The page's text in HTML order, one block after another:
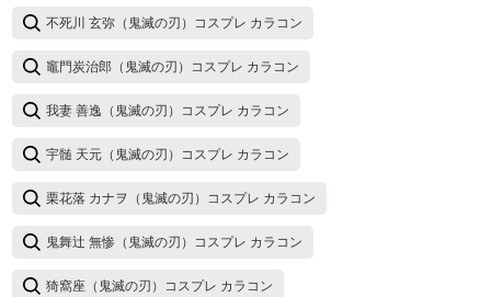
不死川 玄弥（鬼滅の刃）コスプレ カラコン
竈門炭治郎（鬼滅の刃）コスプレ カラコン
我妻 善逸（鬼滅の刃）コスプレ カラコン
宇髄 天元（鬼滅の刃）コスプレ カラコン
栗花落 カナヲ（鬼滅の刃）コスプレ カラコン
鬼舞辻 無惨（鬼滅の刃）コスプレ カラコン
猗窩座（鬼滅の刃）コスプレ カラコン